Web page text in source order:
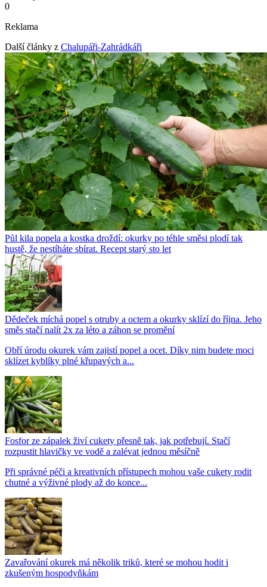
0
Reklama
Další články z Chalupáři-Zahrádkáři
Půl kila popela a kostka droždí: okurky po téhle směsi plodí tak
hustě, že nestíháte sbírat. Recept starý sto let
Dědeček míchá popel s otruby a octem a okurky sklízí do října. Jeho
směs stačí nalít 2x za léto a záhon se promění
Obří úrodu okurek vám zajistí popel a ocet. Díky nim budete moci
sklízet kyblíky plné křupavých a...
Fosfor ze zápalek živí cukety přesně tak, jak potřebují. Stačí
rozpustit hlavičky ve vodě a zalévat jednou měsíčně
Při správné péči a kreativních přístupech mohou vaše cukety rodit
chutné a výživné plody až do konce...
Zavařování okurek má několik triků, které se mohou hodit i
zkušeným hospodyňkám